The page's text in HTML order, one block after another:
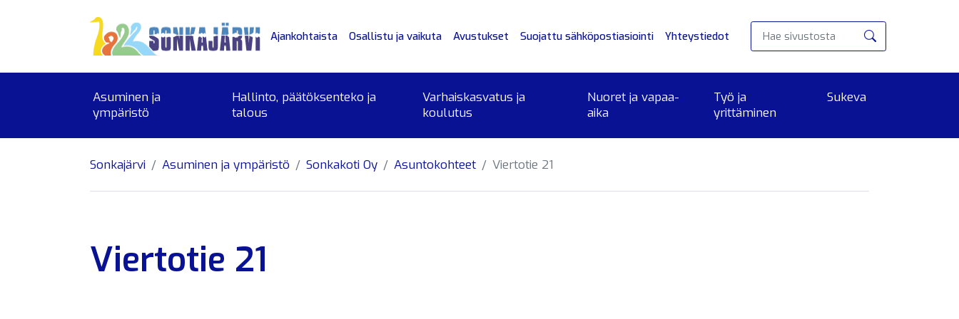
Ajankohtaista Osallistu ja vaikuta Avustukset Suojattu sähköpostiasiointi Yhteystiedot
Hae
Asuminen ja
ympäristö
Hallinto, päätöksenteko ja
talous
Varhaiskasvatus ja
koulutus
Nuoret ja vapaa-
aika
Työ ja
yrittäminen
Sukeva
Sonkajärvi Asuminen ja ympäristö Sonkakoti Oy Asuntokohteet Viertotie 21
Viertotie 21